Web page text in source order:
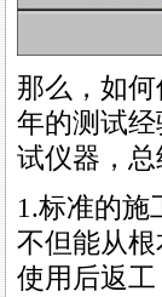
那么，如
年的测试
试仪器，
1.标准的施
不但能从
使用后返